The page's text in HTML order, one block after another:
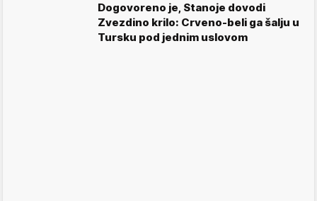
Dogovoreno je, Stanoje dovodi
Zvezdino krilo: Crveno-beli ga šalju u
Tursku pod jednim uslovom